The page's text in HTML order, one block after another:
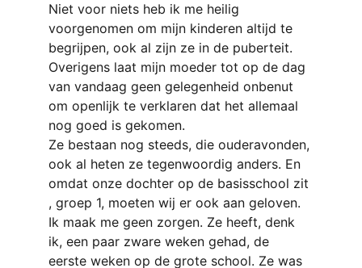
Niet voor niets heb ik me heilig
voorgenomen om mijn kinderen altijd te
begrijpen, ook al zijn ze in de puberteit.
Overigens laat mijn moeder tot op de dag
van vandaag geen gelegenheid onbenut
om openlijk te verklaren dat het allemaal
nog goed is gekomen.
Ze bestaan nog steeds, die ouderavonden,
ook al heten ze tegenwoordig anders. En
omdat onze dochter op de basisschool zit
, groep 1, moeten wij er ook aan geloven.
Ik maak me geen zorgen. Ze heeft, denk
ik, een paar zware weken gehad, de
eerste weken op de grote school. Ze was